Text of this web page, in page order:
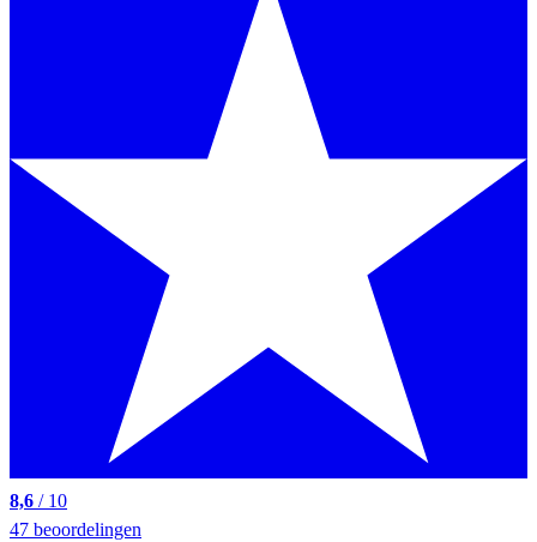
8,6 / 10
47 beoordelingen